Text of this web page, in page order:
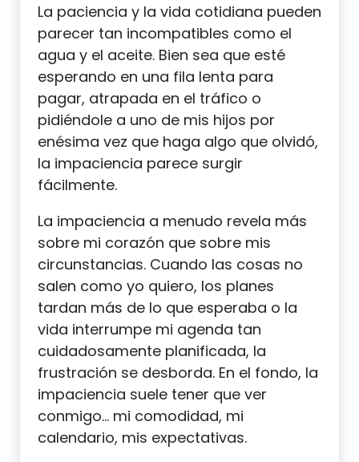
La paciencia y la vida cotidiana pueden
parecer tan incompatibles como el
agua y el aceite. Bien sea que esté
esperando en una fila lenta para
pagar, atrapada en el tráfico o
pidiéndole a uno de mis hijos por
enésima vez que haga algo que olvidó,
la impaciencia parece surgir
fácilmente.
La impaciencia a menudo revela más
sobre mi corazón que sobre mis
circunstancias. Cuando las cosas no
salen como yo quiero, los planes
tardan más de lo que esperaba o la
vida interrumpe mi agenda tan
cuidadosamente planificada, la
frustración se desborda. En el fondo, la
impaciencia suele tener que ver
conmigo… mi comodidad, mi
calendario, mis expectativas.